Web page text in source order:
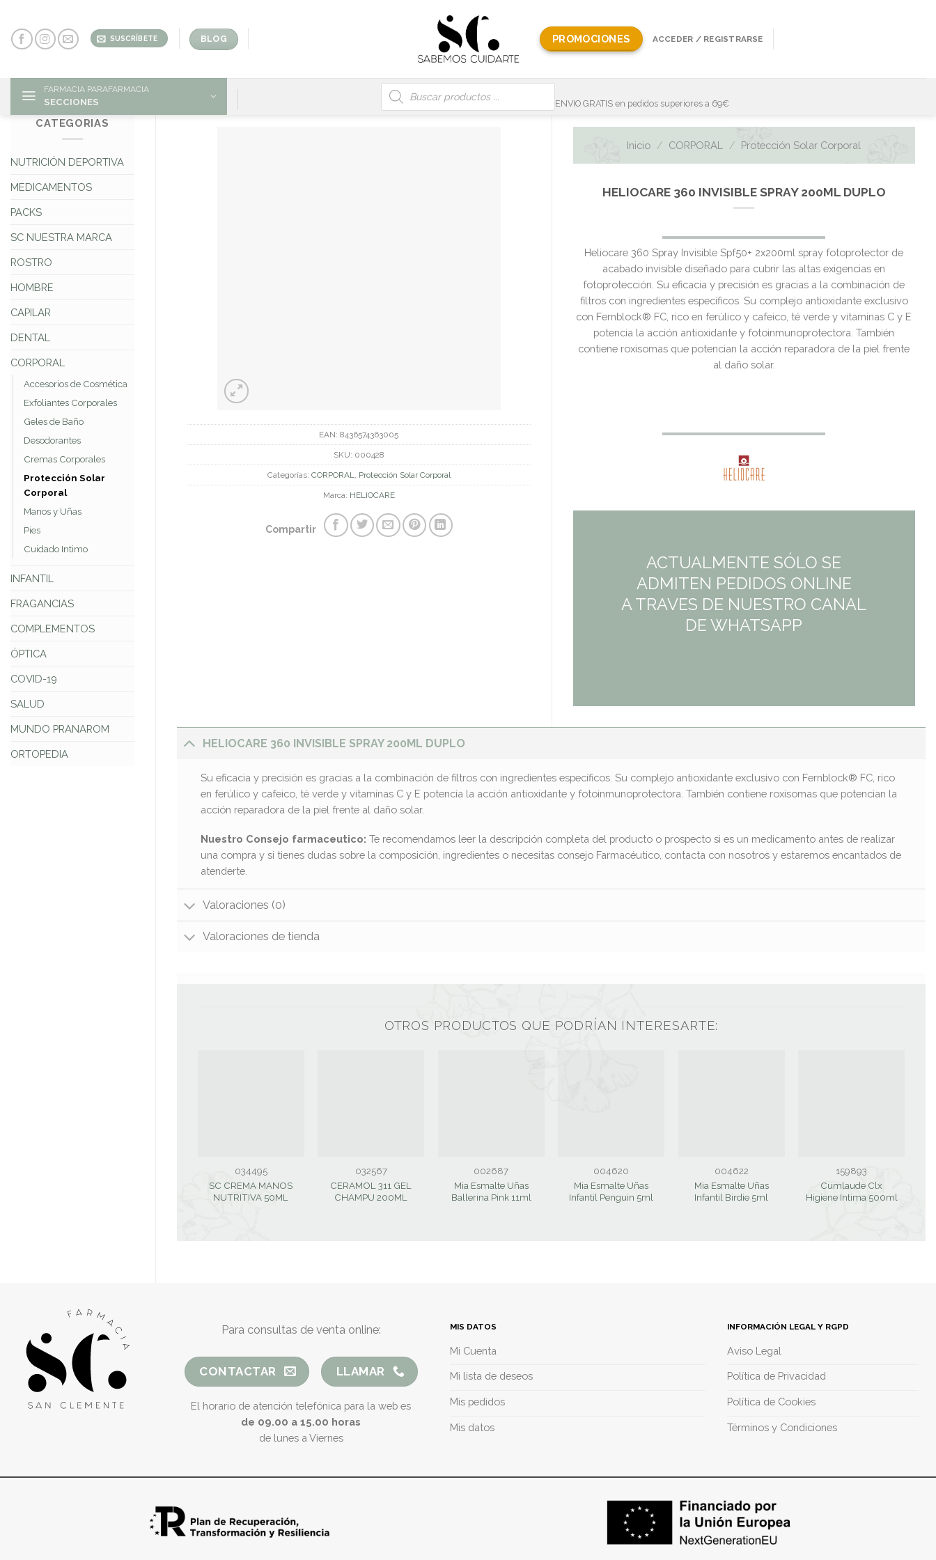
content
SUSCRÍBETE BLOG PROMOCIONES ACCEDER / REGISTRARSE
FARMACIA PARAFARMACIA
SECCIONES
Búsqueda
de
productos
ENVIO GRATIS en pedidos superiores a 69€
CATEGORIAS
NUTRICIÓN DEPORTIVA
MEDICAMENTOS
PACKS
SC NUESTRA MARCA
ROSTRO
HOMBRE
CAPILAR
DENTAL
CORPORAL
Accesorios de Cosmética
Exfoliantes Corporales
Geles de Baño
Desodorantes
Cremas Corporales
Protección Solar
Corporal
Manos y Uñas
Pies
Cuidado Intimo
INFANTIL
FRAGANCIAS
COMPLEMENTOS
ÓPTICA
COVID-19
SALUD
MUNDO PRANAROM
ORTOPEDIA
EAN:8436574363005
SKU: 000428
Categorías: CORPORAL, Protección Solar Corporal
Marca: HELIOCARE
Compartir
Inicio / CORPORAL / Protección Solar Corporal
HELIOCARE 360 INVISIBLE SPRAY 200ML DUPLO
Heliocare 360 Spray Invisible Spf50+ 2x200ml spray fotoprotector de
acabado invisible diseñado para cubrir las altas exigencias en
fotoprotección. Su eficacia y precisión es gracias a la combinación de
filtros con ingredientes específicos. Su complejo antioxidante exclusivo
con Fernblock® FC, rico en ferúlico y cafeico, té verde y vitaminas C y E
potencia la acción antioxidante y fotoinmunoprotectora. También
contiene roxisomas que potencian la acción reparadora de la piel frente
al daño solar.
ACTUALMENTE SÓLO SE
ADMITEN PEDIDOS ONLINE
A TRAVES DE NUESTRO CANAL
DE WHATSAPP
HELIOCARE 360 INVISIBLE SPRAY 200ML DUPLO
Su eficacia y precisión es gracias a la combinación de filtros con ingredientes específicos. Su complejo antioxidante exclusivo con Fernblock® FC, rico
en ferúlico y cafeico, té verde y vitaminas C y E potencia la acción antioxidante y fotoinmunoprotectora. También contiene roxisomas que potencian la
acción reparadora de la piel frente al daño solar.
Nuestro Consejo farmaceutico: Te recomendamos leer la descripción completa del producto o prospecto si es un medicamento antes de realizar
una compra y si tienes dudas sobre la composición, ingredientes o necesitas consejo Farmacéutico, contacta con nosotros y estaremos encantados de
atenderte.
Valoraciones (0)
Valoraciones de tienda
OTROS PRODUCTOS QUE PODRÍAN INTERESARTE:
034495
SC CREMA MANOS
NUTRITIVA 50ML
032567
CERAMOL 311 GEL
CHAMPU 200ML
002687
Mia Esmalte Uñas
Ballerina Pink 11ml
004620
Mia Esmalte Uñas
Infantil Penguin 5ml
004622
Mia Esmalte Uñas
Infantil Birdie 5ml
159893
Cumlaude Clx
Higiene Intima 500ml
Para consultas de venta online:
CONTACTAR LLAMAR
El horario de atención telefónica para la web es
de 09.00 a 15.00 horas
de lunes a Viernes
MIS DATOS
Mi Cuenta
Mi lista de deseos
Mis pedidos
Mis datos
INFORMACIÓN LEGAL Y RGPD
Aviso Legal
Política de Privacidad
Política de Cookies
Términos y Condiciones